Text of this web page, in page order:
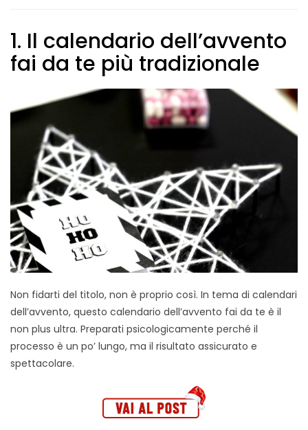
1. Il calendario dell’avvento
fai da te più tradizionale
Non fidarti del titolo, non è proprio così. In tema di calendari
dell’avvento, questo calendario dell’avvento fai da te è il
non plus ultra. Preparati psicologicamente perché il
processo è un po’ lungo, ma il risultato assicurato e
spettacolare.